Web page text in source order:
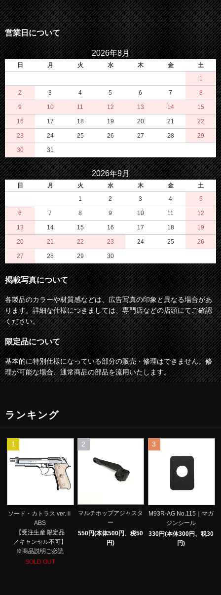
営業日について
2026年8月
日 月 火 水 木 金
土
1
2 3 4 5 6 7 8
9 10 11 12 13 14 15
16 17 18 19 20 21 22
23 24 25 26 27 28 29
30 31
2026年9月
日 月 火 水 木 金
土
1
2 3 4 5
6 7 8 9 10 11 12
13 14 15 16 17 18 19
20 21 22 23 24 25 26
27 28 29 30
掲載写真について
各製品のカラーや材質感などは、広告写真の印象と異なる場合があ
ります。詳細な仕様につきましては、専門店などの店頭にてご確認
ください。
限定品について
基本的に特別仕様になっている部分の販売・修理はできません。修
理が可能な場合、通常商品の部品を流用いたします。
ランキング
1
ソード・カトラス ver.Ⅱ
ABS
【受注生産 限定品
／キャンセル不可】
※商品説明ご必読
SOLD OUT
2
マルチホップアジャスタ
ー
550円(本体500円、税50
円)
3
M93R-AG No.115｜マガ
ジンシール
330円(本体300円、税30
円)